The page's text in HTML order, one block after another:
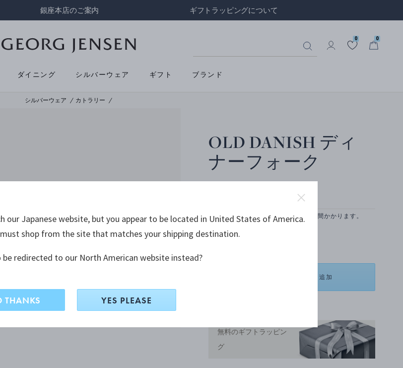
銀座本店のご案内 ギフトラッピングについて
0 0
ダイニング シルバーウェア ギフト ブランド
シルバーウェア カトラリー
OLD DANISH ディ
ナーフォーク
お取り寄せのため、納品まで約2-3 週間かかります。
ショッピングバッグに追加
無料のギフトラッピン
グ
Japanese website, but you appear to be located in United States of America.
shop from the site that matches your shipping destination.
redirected to our North American website instead?
THANKS YES PLEASE